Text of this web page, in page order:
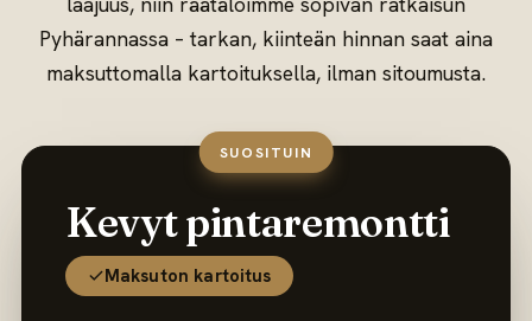
Pyhärannassa – tarkan, kiinteän hinnan saat aina
maksuttomalla kartoituksella, ilman sitoumusta.
SUOSITUIN
Kevyt pintaremontti
Maksuton kartoitus